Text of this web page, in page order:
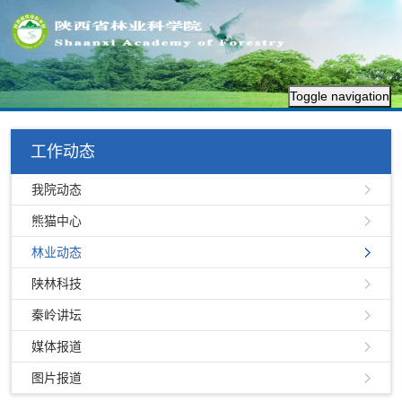
Toggle navigation
工作动态
我院动态
熊猫中心
林业动态
陕林科技
秦岭讲坛
媒体报道
图片报道